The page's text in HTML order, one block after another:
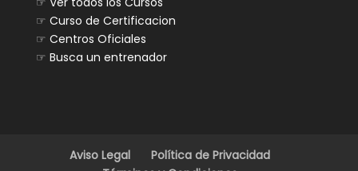
☞ Curso de Certificacion
☞ Centros Oficiales
☞ Busca un entrenador
Aviso Legal
Política de Privacidad